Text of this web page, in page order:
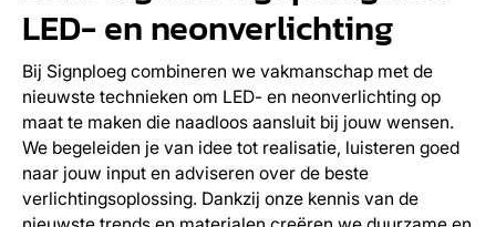
LED- en neonverlichting
Bij Signploeg combineren we vakmanschap met de
nieuwste technieken om LED- en neonverlichting op
maat te maken die naadloos aansluit bij jouw wensen.
We begeleiden je van idee tot realisatie, luisteren goed
naar jouw input en adviseren over de beste
verlichtingsoplossing. Dankzij onze kennis van de